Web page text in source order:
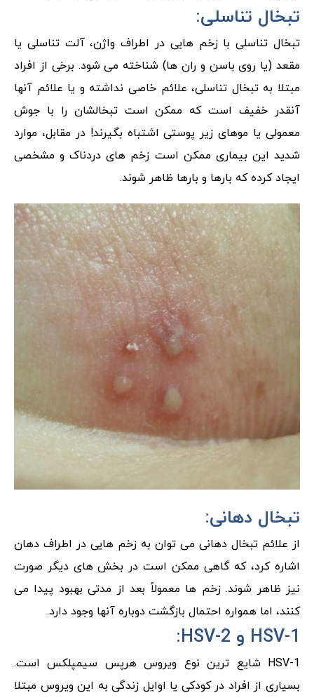
تبخال تناسلی:
تبخال تناسلی با زخم هایی در اطراف واژن، آلت تناسلی یا
مقعد (یا روی باسن و ران ها) شناخته می شود. برخی از افراد
مبتلا به تبخال تناسلی، علائم خاصی نداشته و یا علائم آنها
آنقدر خفیف است که ممکن است تبخالشان را با جوش
معمولی یا موهای زیر پوستی اشتباه بگیرند! در مقابل، موارد
شدید این بیماری ممکن است زخم های دردناک و مشخصی
ایجاد کرده که بارها و بارها ظاهر شوند.
تبخال دهانی:
از علائم تبخال دهانی می توان به زخم هایی در اطراف دهان
اشاره کرد، که گاهی ممکن است در بخش های دیگر صورت
نیز ظاهر شوند. زخم ها معمولاً بعد از مدتی بهبود پیدا می
کنند، اما همواره احتمال بازگشت دوباره آنها وجود دارد.
HSV-1 و HSV-2:
HSV-1 شایع ترین نوع ویروس هرپس سیمپلکس است.
بسیاری از افراد در کودکی یا اوایل زندگی به این ویروس مبتلا